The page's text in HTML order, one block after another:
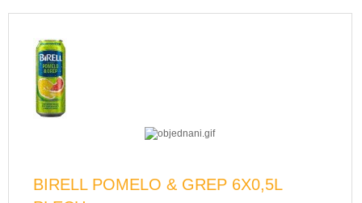
BIRELL POMELO & GREP 6X0,5L